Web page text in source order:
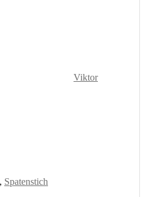
Viktor
, Spatenstich